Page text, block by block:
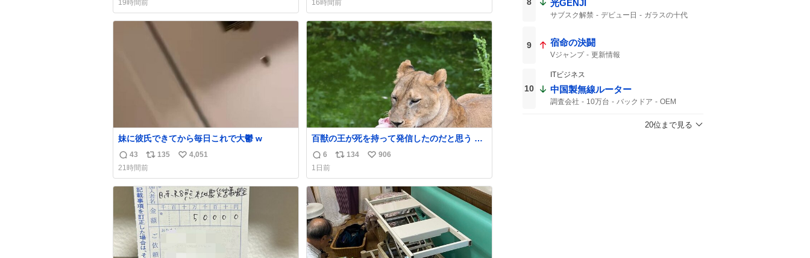
信
数
ポ
ス
ト
ね
19時間前
信
数
ポ
ス
ト
数
ね
数
16時間前
妹に彼氏できてから毎日これで大鬱 w
返
信
数
43
リ
ポ
ス
ト
数
135
い
ね
数
4,051
21時間前
百獣の王が死を持って発信したのだと思う 高
温多湿が尋常でない日本の夏 どうか早急に飼
育の環境を見直して 動物の命を護ってくださ
い…と 治療中のライオンが助かりますように
すべての動物の命が護られますように
2026.7.3📷多摩動物公園にて 残念ながら個体
の識別は出来ません
返
信
数
6
リ
ス
ト
数
134
い
ね
数
906
1日前
光GENJI
サブスク解禁 デビュー日
ガラスの十代
9 宿命の決闘
Vジャンプ 更新情報
10
ITビジネス
中国製無線ルーター
調査会社 10万台 バックドア
OEM
20位まで見る